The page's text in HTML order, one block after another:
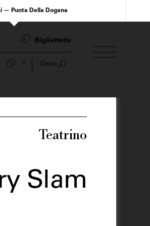
— Punta Della Dogana
Biglietteria
Cerca
Teatrino
Slam